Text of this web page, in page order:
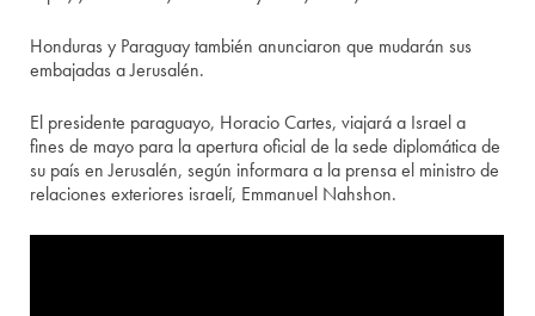
Honduras y Paraguay también anunciaron que mudarán sus
embajadas a Jerusalén.
El presidente paraguayo, Horacio Cartes, viajará a Israel a
fines de mayo para la apertura oficial de la sede diplomática de
su país en Jerusalén, según informara a la prensa el ministro de
relaciones exteriores israelí, Emmanuel Nahshon.